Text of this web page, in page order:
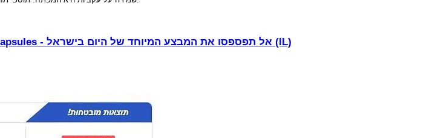
➾➾ Israel => Ketonic Keto Capsules - אל תפספסו את המבצע המיוחד של היום בישראל(IL)